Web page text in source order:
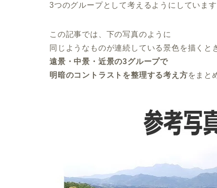
3つのグループとして考えるようにしています
この記事では、下の写真のように
同じようなものが連続している景色を描くと
遠景・中景・近景の3グループで
明暗のコントラストを整理する考え方をまと